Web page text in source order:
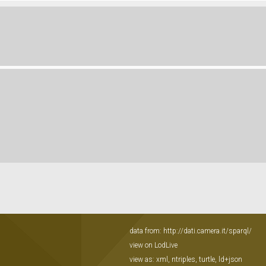
data from: http://dati.camera.it/sparql/
view on LodLive
view as: xml , ntriples, turtle, ld+json